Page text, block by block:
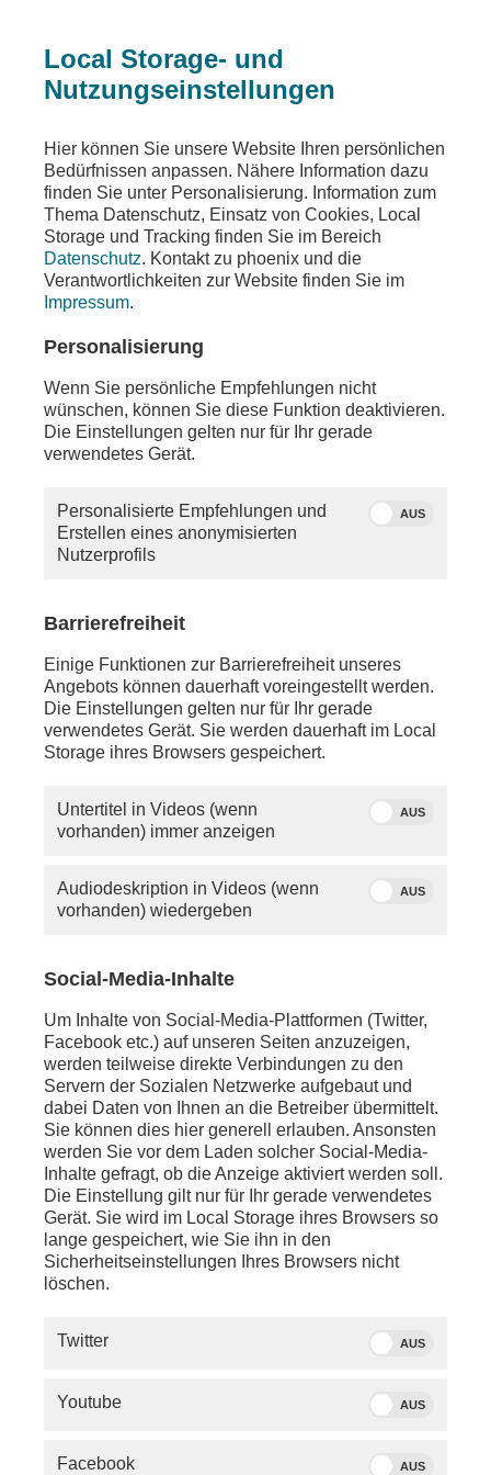
SERVICE
Local Storage- und
Nutzungseinstellungen
Hier können Sie unsere Website Ihren persönlichen
Bedürfnissen anpassen. Nähere Information dazu
finden Sie unter Personalisierung. Information zum
Thema Datenschutz, Einsatz von Cookies, Local
Storage und Tracking finden Sie im Bereich
Datenschutz. Kontakt zu phoenix und die
Verantwortlichkeiten zur Website finden Sie im
Impressum.
Personalisierung
Wenn Sie persönliche Empfehlungen nicht
wünschen, können Sie diese Funktion deaktivieren.
Die Einstellungen gelten nur für Ihr gerade
verwendetes Gerät.
Personalisierte Empfehlungen und
Erstellen eines anonymisierten
Nutzerprofils
AUS
Barrierefreiheit
Einige Funktionen zur Barrierefreiheit unseres
Angebots können dauerhaft voreingestellt werden.
Die Einstellungen gelten nur für Ihr gerade
verwendetes Gerät. Sie werden dauerhaft im Local
Storage ihres Browsers gespeichert.
Untertitel in Videos (wenn
vorhanden) immer anzeigen
AUS
Audiodeskription in Videos (wenn
vorhanden) wiedergeben
AUS
Social-Media-Inhalte
Um Inhalte von Social-Media-Plattformen (Twitter,
Facebook etc.) auf unseren Seiten anzuzeigen,
werden teilweise direkte Verbindungen zu den
Servern der Sozialen Netzwerke aufgebaut und
dabei Daten von Ihnen an die Betreiber übermittelt.
Sie können dies hier generell erlauben. Ansonsten
werden Sie vor dem Laden solcher Social-Media-
Inhalte gefragt, ob die Anzeige aktiviert werden soll.
Die Einstellung gilt nur für Ihr gerade verwendetes
Gerät. Sie wird im Local Storage ihres Browsers so
lange gespeichert, wie Sie ihn in den
Sicherheitseinstellungen Ihres Browsers nicht
löschen.
Twitter AUS
Youtube AUS
Facebook AUS